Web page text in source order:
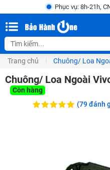
Phục vụ: 8h-21h,
Trang chủ Chuông/ Loa
Chuông/ Loa Ngoài
Còn hàng
(79 đánh